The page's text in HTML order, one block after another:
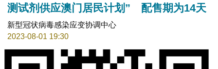
测试剂供应澳门居民计划” 配售期为14天
新型冠状病毒感染应变协调中心
2023-08-01 19:30